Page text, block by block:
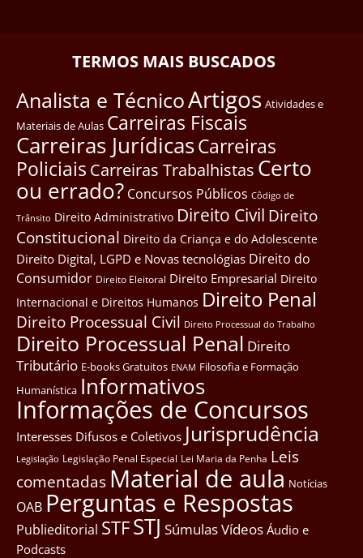
TERMOS MAIS BUSCADOS
Analista e TécnicoArtigos Atividades e
Materiais de Aulas Carreiras Fiscais
Carreiras JurídicasCarreiras
Policiais Carreiras Trabalhistas Certo
ou errado? Concursos Públicos Côdigo de
Trânsito Direito Administrativo Direito Civil Direito
Constitucional Direito da Criança e do Adolescente
Direito Digital, LGPD e Novas tecnológias Direito do
Consumidor Direito Eleitoral Direito Empresarial Direito
Internacional e Direitos Humanos Direito Penal
Direito Processual Civil Direito Processual do Trabalho
Direito Processual Penal Direito
Tributário E-books Gratuitos ENAM Filosofia e Formação
Humanística Informativos
Informações de Concursos
Interesses Difusos e Coletivos Jurisprudência
Legislação Legislação Penal Especial Lei Maria da Penha Leis
comentadas Material de aula Notícias
OAB Perguntas e Respostas
Publieditorial STFSTJ SúmulasVídeos Áudio e
Podcasts